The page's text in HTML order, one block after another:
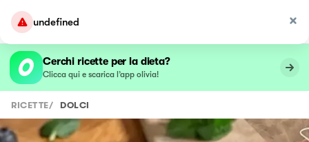
undefined
Cerchi ricette per la dieta?
Clicca qui e scarica l’app olivia!
RICETTE/ DOLCI